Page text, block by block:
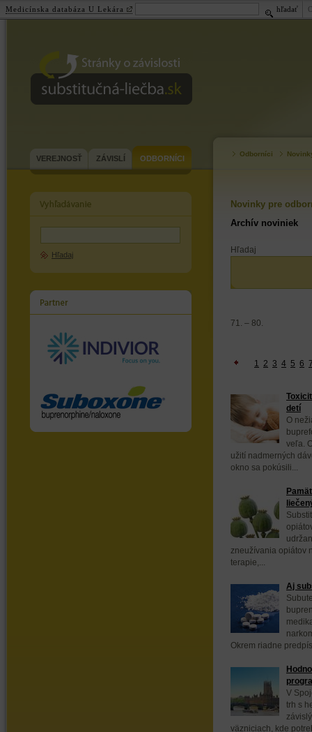
substitučná-liečba.sk
VEREJNOSŤ ZÁVISLÍ ODBORNÍCI
Hľadaj
Odborníci
Novinky pre
Archív noviniek
Hľadaj
71. – 80.
1 2 3 4 5 6
detí
O
veľa.
užití nadmerných
okno sa pokúsili...
zneužívania opiátov
terapie,...
Aj
Okrem riadne
V
trh s
väzniciach, kde
Medicínska databáza U Lekára hľadať